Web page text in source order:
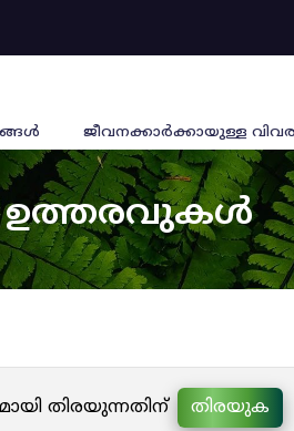
ജീവനക്കാര്‍ക്കായുള്ള
ഉത്തരവുകൾ
തിരയുന്നതിന് തിരയുക